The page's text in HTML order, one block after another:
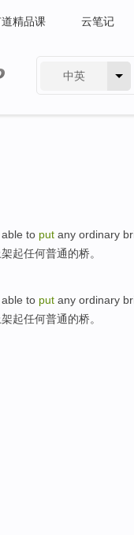
精品课 云笔记
中英
to put any ordinary
架起任何普通的桥。
to put any ordinary
架起任何普通的桥。